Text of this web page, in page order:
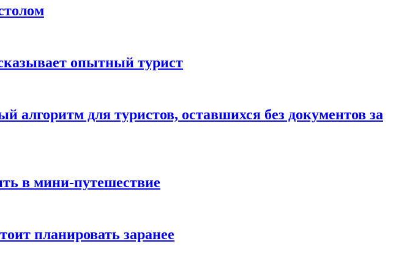
опытный турист
для туристов, оставшихся без документов за
в мини-путешествие
планировать заранее